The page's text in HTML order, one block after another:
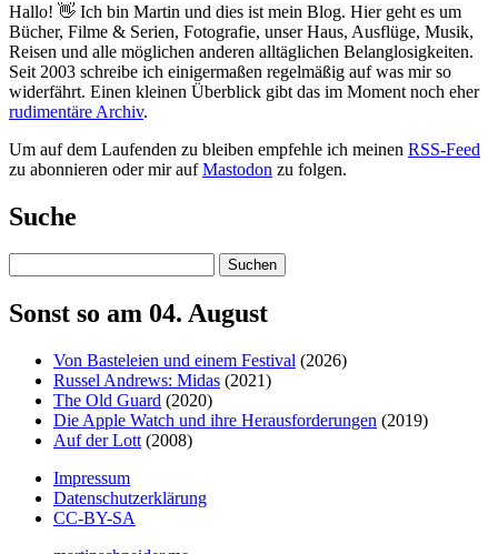
Hallo! 👋 Ich bin Martin und dies ist mein Blog. Hier geht es um
Bücher, Filme & Serien, Fotografie, unser Haus, Ausflüge, Musik,
Reisen und alle möglichen anderen alltäglichen Belanglosigkeiten.
Seit 2003 schreibe ich einigermaßen regelmäßig auf was mir so
widerfährt. Einen kleinen Überblick gibt das im Moment noch eher
rudimentäre Archiv.
Um auf dem Laufenden zu bleiben empfehle ich meinen RSS-Feed
zu abonnieren oder mir aufMastodon zu folgen.
Suche
Suchen
Sonst so am 04. August
Von Basteleien und einem Festival (2026)
Russel Andrews: Midas (2021)
The Old Guard (2020)
Die Apple Watch und ihre Herausforderungen (2019)
Auf der Lott (2008)
Impressum
Datenschutzerklärung
CC-BY-SA